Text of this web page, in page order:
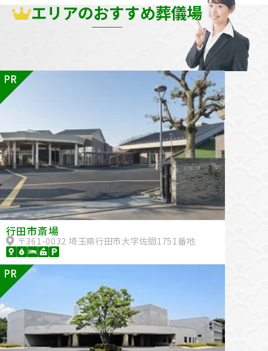
エリアのおすすめ葬儀場
PR
行田市斎場
〒361-0032 埼玉県行田市大字佐間1751番地
PR